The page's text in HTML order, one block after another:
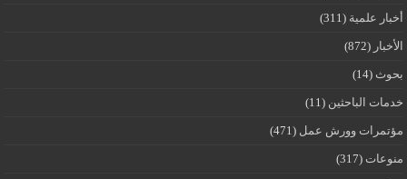
أخبار علمية (311)
الأخبار (872)
بحوث (14)
خدمات الباحثين (11)
مؤتمرات وورش عمل (471)
منوعات (317)